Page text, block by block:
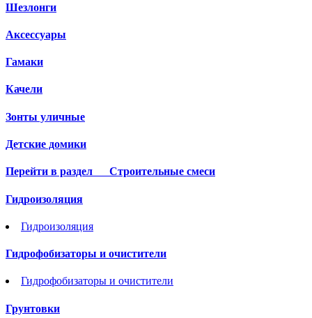
Шезлонги
Аксессуары
Гамаки
Качели
Зонты уличные
Детские домики
Перейти в раздел Строительные смеси
Гидроизоляция
Гидроизоляция
Гидрофобизаторы и очистители
Гидрофобизаторы и очистители
Грунтовки